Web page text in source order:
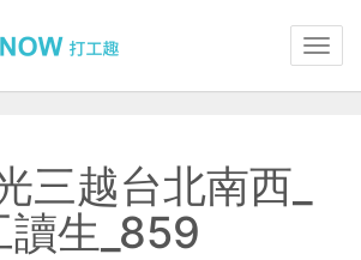
三越台北南西_
讀生_859